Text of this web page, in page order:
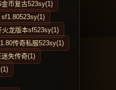
金币复古523sy(1)
sf1.80523sy(1)
火龙版本sf523sy(1)
1.80传奇私服523sy(1)
迷失传奇(1)